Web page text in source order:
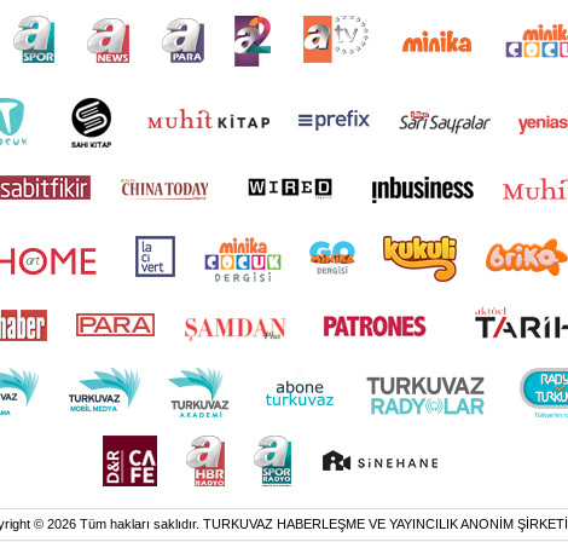
© 2026 Tüm hakları saklıdır. TURKUVAZ HABERLEŞME VE YAYINCILIK ANONİM ŞİRKETİ